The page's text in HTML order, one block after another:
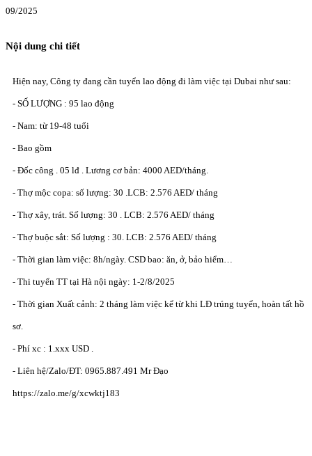
09/2025
Nội dung chi tiết
Hiện nay, Công ty đang cần tuyển lao động đi làm việc tại Dubai như sau:
- SỐ LƯỢNG : 95 lao động
- Nam: từ 19-48 tuổi
- Bao gồm
- Đốc công . 05 lđ . Lương cơ bản: 4000 AED/tháng.
- Thợ mộc copa: số lượng: 30 .LCB: 2.576 AED/ tháng
- Thợ xây, trát. Số lượng: 30 . LCB: 2.576 AED/ tháng
- Thợ buộc sắt: Số lượng : 30. LCB: 2.576 AED/ tháng
- Thời gian làm việc: 8h/ngày. CSD bao: ăn, ở, bảo hiểm…
- Thi tuyển TT tại Hà nội ngày: 1-2/8/2025
- Thời gian Xuất cảnh: 2 tháng làm việc kể từ khi LĐ trúng tuyển, hoàn tất hồ
sơ.
- Phí xc : 1.xxx USD .
- Liên hệ/Zalo/ĐT: 0965.887.491 Mr Đạo
https://zalo.me/g/xcwktj183